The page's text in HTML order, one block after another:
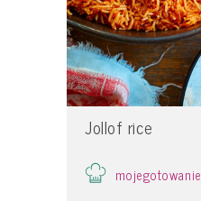
Jollof rice
mojegotowanie